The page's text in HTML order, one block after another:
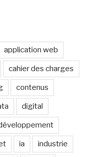
application web
cahier des charges
contenus
digital
ia industrie